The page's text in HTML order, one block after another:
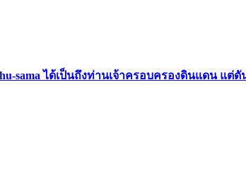
sama ได้เป็นถึงท่านเจ้าครอบครองดินแดน แ